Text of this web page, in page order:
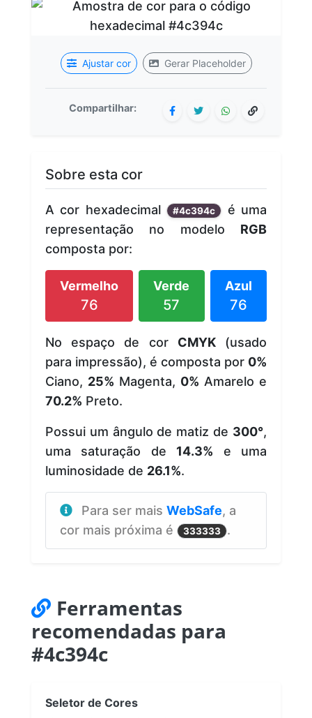
Ajustar cor Gerar Placeholder
Compartilhar:
Sobre esta cor
A cor hexadecimal #4c394c
é uma
representação no modelo RGB
composta por:
Vermelho
76
Verde
57
Azul
76
No espaço de cor CMYK(usado
para impressão), é composta por 0%
Ciano, 25% Magenta, 0% Amarelo e
70.2% Preto.
Possui um ângulo de matiz de 300°,
uma saturação de 14.3% e uma
luminosidade de 26.1%.
Para ser mais WebSafe, a
cor mais próxima é
333333 .
Ferramentas
recomendadas para
#4c394c
Seletor de Cores